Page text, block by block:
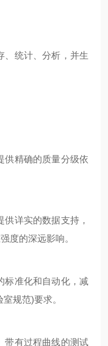
统计、分析，并生
精确的质量分级依
详实的数据支持，
度的深远影响。
准化和自动化，减
规范)要求。
有过程曲线的测试